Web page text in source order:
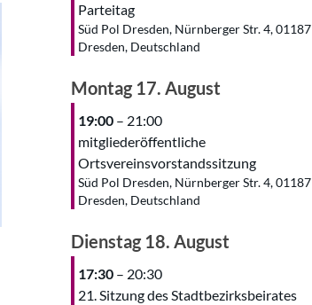
Parteitag
Süd Pol Dresden, Nürnberger Str. 4, 01187
Dresden, Deutschland
Montag 17. August
19:00 – 21:00
mitgliederöffentliche
Ortsvereinsvorstandssitzung
Süd Pol Dresden, Nürnberger Str. 4, 01187
Dresden, Deutschland
Dienstag 18. August
17:30 – 20:30
21. Sitzung des Stadtbezirksbeirates